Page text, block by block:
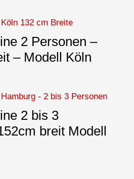
2 Personen –
– Modell Köln
2 bis 3
breit Modell